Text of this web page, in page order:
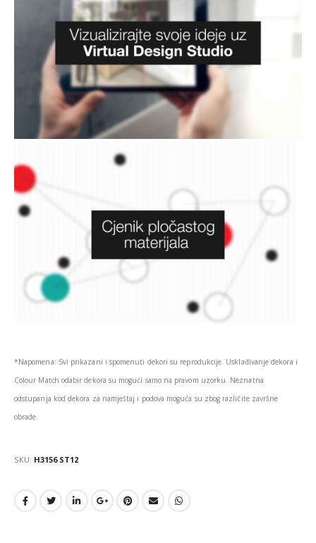
*Napomena: Svi prikazani i spomenuti dekori su reprodukcije. Usklađivanje dekora i
Colour Match odabir dekora su mogući samo na pravom uzorku. Neznatna
odstupanja kod dekora za namještaj i podova moguća su zbog različite završne
obrade.
SKU: H3156 ST12